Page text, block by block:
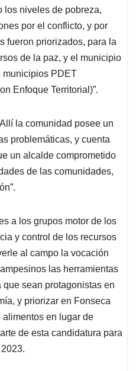
los niveles de pobreza,
por el conflicto, y por
fueron priorizados, para la
de la paz, y el municipio
municipios PDET
Enfoque Territorial)”.
la comunidad posee un
problemáticas, y cuenta
un alcalde comprometido
de las comunidades,
a los grupos motor de los
y control de los recursos
al campo la vocación
las herramientas
sean protagonistas en
y priorizar en Fonseca
alimentos en lugar de
de esta candidatura para